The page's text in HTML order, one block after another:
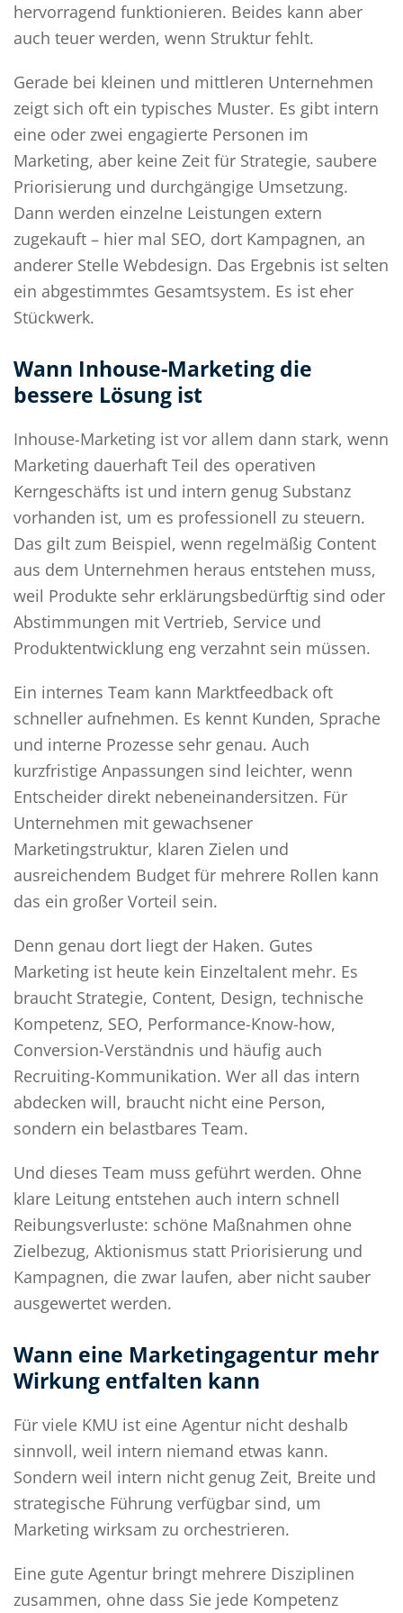
hervorragend funktionieren. Beides kann aber
auch teuer werden, wenn Struktur fehlt.
Gerade bei kleinen und mittleren Unternehmen
zeigt sich oft ein typisches Muster. Es gibt intern
eine oder zwei engagierte Personen im
Marketing, aber keine Zeit für Strategie, saubere
Priorisierung und durchgängige Umsetzung.
Dann werden einzelne Leistungen extern
zugekauft – hier mal SEO, dort Kampagnen, an
anderer Stelle Webdesign. Das Ergebnis ist selten
ein abgestimmtes Gesamtsystem. Es ist eher
Stückwerk.
Wann Inhouse-Marketing die
bessere Lösung ist
Inhouse-Marketing ist vor allem dann stark, wenn
Marketing dauerhaft Teil des operativen
Kerngeschäfts ist und intern genug Substanz
vorhanden ist, um es professionell zu steuern.
Das gilt zum Beispiel, wenn regelmäßig Content
aus dem Unternehmen heraus entstehen muss,
weil Produkte sehr erklärungsbedürftig sind oder
Abstimmungen mit Vertrieb, Service und
Produktentwicklung eng verzahnt sein müssen.
Ein internes Team kann Marktfeedback oft
schneller aufnehmen. Es kennt Kunden, Sprache
und interne Prozesse sehr genau. Auch
kurzfristige Anpassungen sind leichter, wenn
Entscheider direkt nebeneinandersitzen. Für
Unternehmen mit gewachsener
Marketingstruktur, klaren Zielen und
ausreichendem Budget für mehrere Rollen kann
das ein großer Vorteil sein.
Denn genau dort liegt der Haken. Gutes
Marketing ist heute kein Einzeltalent mehr. Es
braucht Strategie, Content, Design, technische
Kompetenz, SEO, Performance-Know-how,
Conversion-Verständnis und häufig auch
Recruiting-Kommunikation. Wer all das intern
abdecken will, braucht nicht eine Person,
sondern ein belastbares Team.
Und dieses Team muss geführt werden. Ohne
klare Leitung entstehen auch intern schnell
Reibungsverluste: schöne Maßnahmen ohne
Zielbezug, Aktionismus statt Priorisierung und
Kampagnen, die zwar laufen, aber nicht sauber
ausgewertet werden.
Wann eine Marketingagentur mehr
Wirkung entfalten kann
Für viele KMU ist eine Agentur nicht deshalb
sinnvoll, weil intern niemand etwas kann.
Sondern weil intern nicht genug Zeit, Breite und
strategische Führung verfügbar sind, um
Marketing wirksam zu orchestrieren.
Eine gute Agentur bringt mehrere Disziplinen
zusammen, ohne dass Sie jede Kompetenz